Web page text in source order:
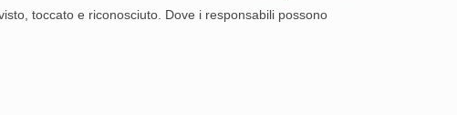
toccato e riconosciuto. Dove i responsabili possono